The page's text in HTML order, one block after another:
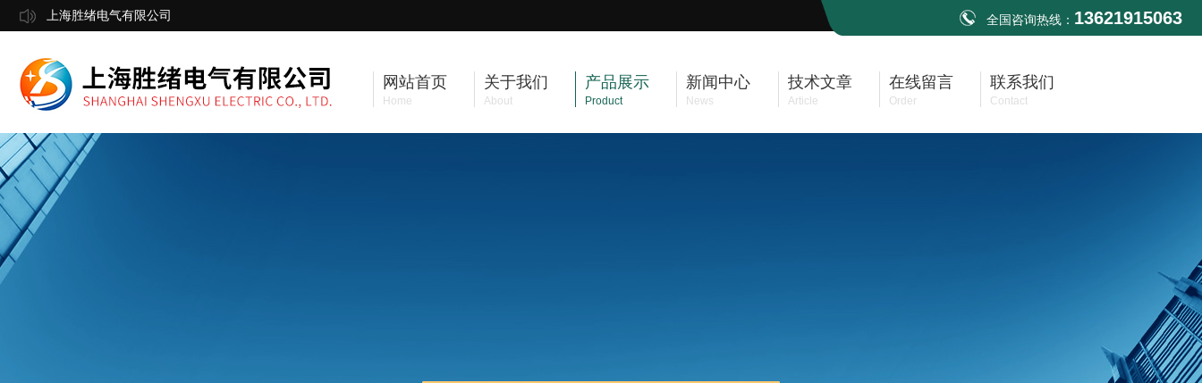
上海胜绪电气有限公司 全国咨询热线： 13621915063
网站首页
Home
关于我们
About
产品展示
Product
新闻中心
News
技术文章
Article
在线留言
Order
联系我们
Contact